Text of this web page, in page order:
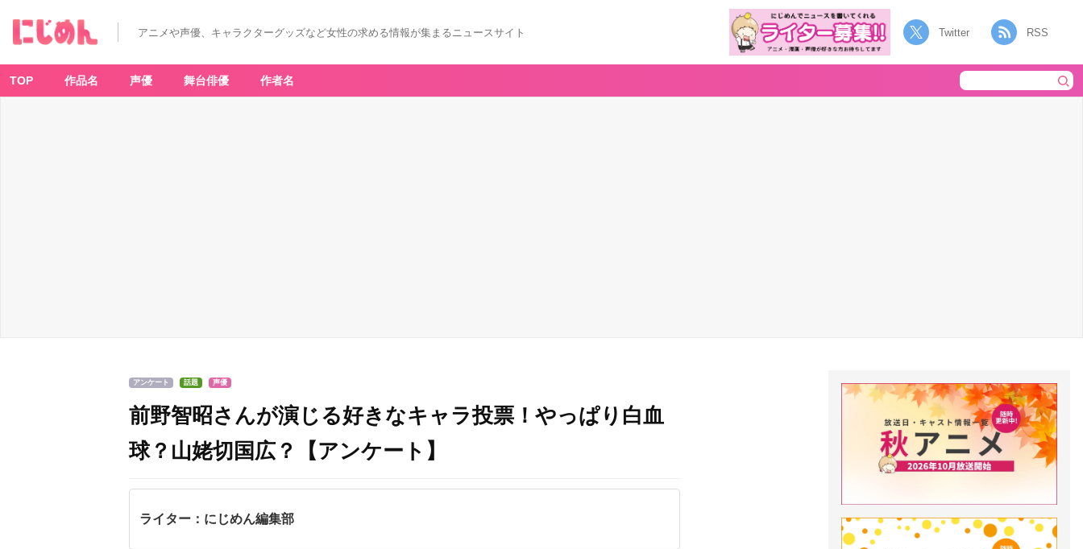
アニメや声優、キャラクターグッズなど女性の求める情報が集まるニュースサイト Twitter RSS
TOP 作品名 声優 舞台俳優 作者名
アンケート 話題 声優
前野智昭さんが演じる好きなキャラ投票！やっぱり白血
球？山姥切国広？【アンケート】
ライター：にじめん編集部